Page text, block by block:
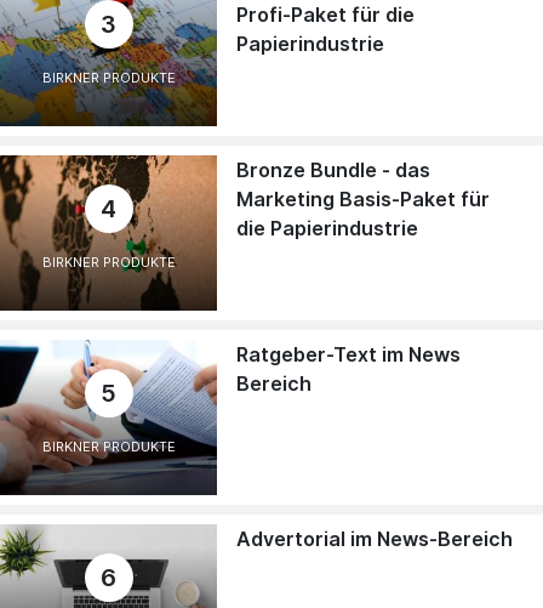
3
BIRKNER PRODUKTE
Profi-Paket für die
Papierindustrie
4
BIRKNER PRODUKTE
Bronze Bundle - das
Marketing Basis-Paket für
die Papierindustrie
5
BIRKNER PRODUKTE
Ratgeber-Text im News
Bereich
6
Advertorial im News-Bereich